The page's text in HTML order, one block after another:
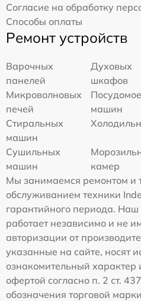
Согласие на обработку
Способы оплаты
Ремонт устройств
Варочных
панелей
Духовых
шкафов
Микроволновых
печей
машин
Стиральных
машин
Сушильных
машин
камер
Мы занимаемся ремонтом и
обслуживанием техники
гарантийного периода.
работает независимо и не
авторизации от
указанные на сайте, носят
ознакомительный характер
офертой согласно п. 2 ст.
обозначения торговой